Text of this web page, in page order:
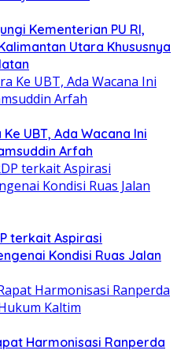
Kementerian PU RI,
Utara Khususnya
UBT, Ada Wacana Ini
Arfah
terkait Aspirasi
Kondisi Ruas Jalan
Harmonisasi Ranperda